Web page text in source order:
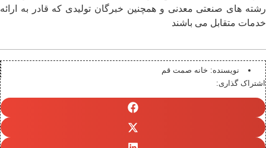
رشته های صنعتی معدنی و همچنین خبرگان تولیدی که قادر به ارائه
خدمات متقابل می باشند
نویسنده: خانه صمت قم
اشتراک گذاری: